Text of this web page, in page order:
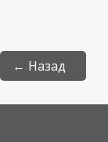
← Назад